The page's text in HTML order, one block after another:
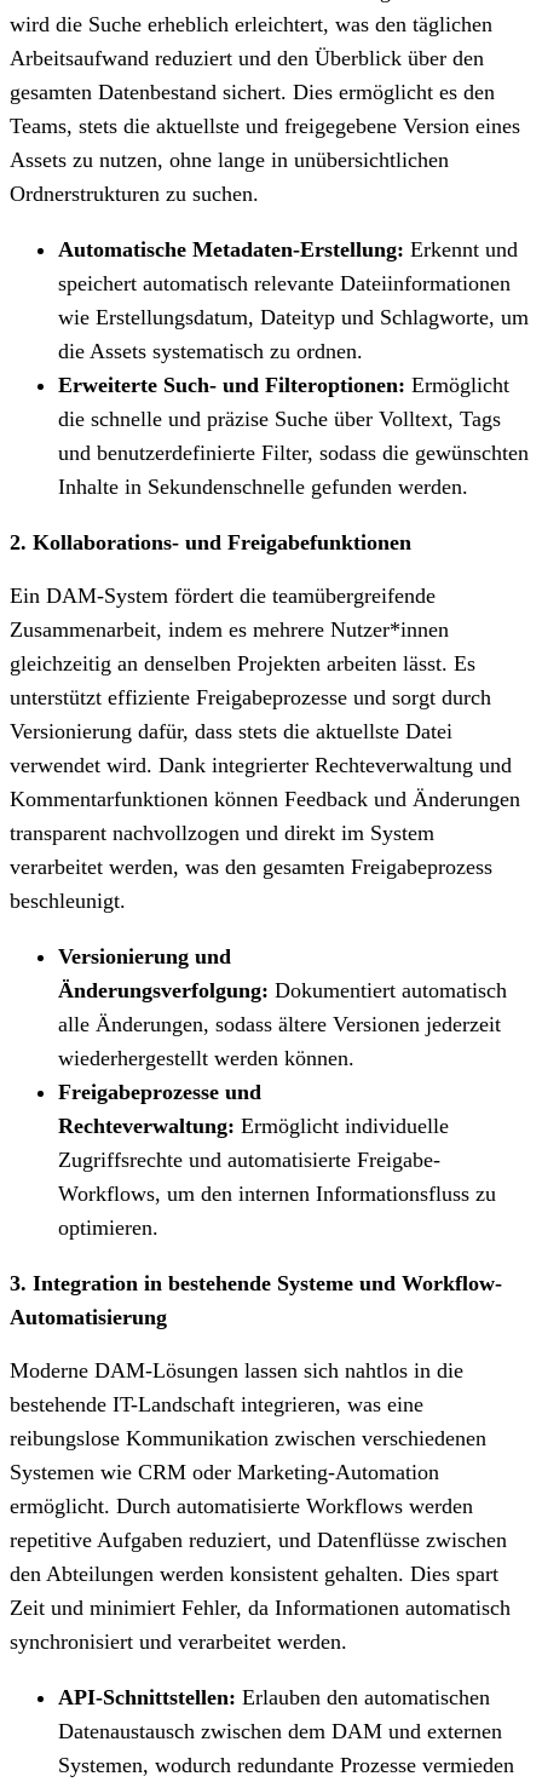
wird die Suche erheblich erleichtert, was den täglichen
Arbeitsaufwand reduziert und den Überblick über den
gesamten Datenbestand sichert. Dies ermöglicht es den
Teams, stets die aktuellste und freigegebene Version eines
Assets zu nutzen, ohne lange in unübersichtlichen
Ordnerstrukturen zu suchen.
Automatische Metadaten-Erstellung: Erkennt und
speichert automatisch relevante Dateiinformationen
wie Erstellungsdatum, Dateityp und Schlagworte, um
die Assets systematisch zu ordnen.
Erweiterte Such- und Filteroptionen: Ermöglicht
die schnelle und präzise Suche über Volltext, Tags
und benutzerdefinierte Filter, sodass die gewünschten
Inhalte in Sekundenschnelle gefunden werden.
2. Kollaborations- und Freigabefunktionen
Ein DAM-System fördert die teamübergreifende
Zusammenarbeit, indem es mehrere Nutzer*innen
gleichzeitig an denselben Projekten arbeiten lässt. Es
unterstützt effiziente Freigabeprozesse und sorgt durch
Versionierung dafür, dass stets die aktuellste Datei
verwendet wird. Dank integrierter Rechteverwaltung und
Kommentarfunktionen können Feedback und Änderungen
transparent nachvollzogen und direkt im System
verarbeitet werden, was den gesamten Freigabeprozess
beschleunigt.
Versionierung und
Änderungsverfolgung: Dokumentiert automatisch
alle Änderungen, sodass ältere Versionen jederzeit
wiederhergestellt werden können.
Freigabeprozesse und
Rechteverwaltung: Ermöglicht individuelle
Zugriffsrechte und automatisierte Freigabe-
Workflows, um den internen Informationsfluss zu
optimieren.
3. Integration in bestehende Systeme und Workflow-
Automatisierung
Moderne DAM-Lösungen lassen sich nahtlos in die
bestehende IT-Landschaft integrieren, was eine
reibungslose Kommunikation zwischen verschiedenen
Systemen wie CRM oder Marketing-Automation
ermöglicht. Durch automatisierte Workflows werden
repetitive Aufgaben reduziert, und Datenflüsse zwischen
den Abteilungen werden konsistent gehalten. Dies spart
Zeit und minimiert Fehler, da Informationen automatisch
synchronisiert und verarbeitet werden.
API-Schnittstellen: Erlauben den automatischen
Datenaustausch zwischen dem DAM und externen
Systemen, wodurch redundante Prozesse vermieden